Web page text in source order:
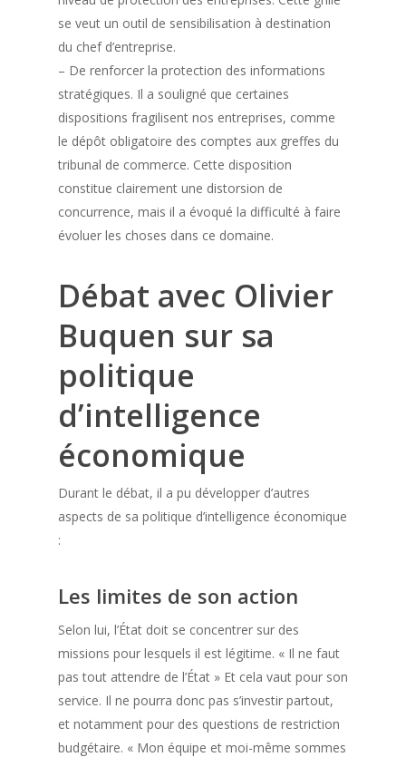
se veut un outil de sensibilisation à destination
du chef d’entreprise.
– De renforcer la protection des informations
stratégiques. Il a souligné que certaines
dispositions fragilisent nos entreprises, comme
le dépôt obligatoire des comptes aux greffes du
tribunal de commerce. Cette disposition
constitue clairement une distorsion de
concurrence, mais il a évoqué la difficulté à faire
évoluer les choses dans ce domaine.
Débat avec Olivier
Buquen sur sa
politique
d’intelligence
économique
Durant le débat, il a pu développer d’autres
aspects de sa politique d’intelligence économique
:
Les limites de son action
Selon lui, l’État doit se concentrer sur des
missions pour lesquels il est légitime. « Il ne faut
pas tout attendre de l’État » Et cela vaut pour son
service. Il ne pourra donc pas s’investir partout,
et notamment pour des questions de restriction
budgétaire. « Mon équipe et moi-même sommes